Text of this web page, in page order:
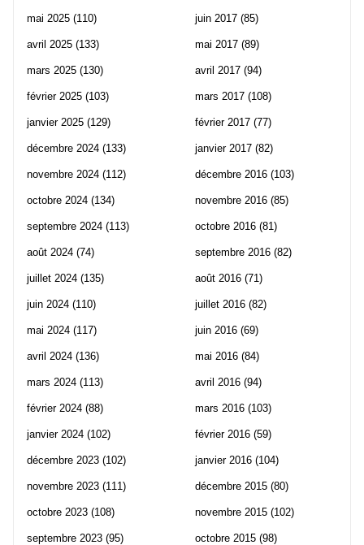
mai 2025 (110)
avril 2025 (133)
mars 2025 (130)
février 2025 (103)
janvier 2025 (129)
décembre 2024 (133)
novembre 2024 (112)
octobre 2024 (134)
septembre 2024 (113)
août 2024 (74)
juillet 2024 (135)
juin 2024 (110)
mai 2024 (117)
avril 2024 (136)
mars 2024 (113)
février 2024 (88)
janvier 2024 (102)
décembre 2023 (102)
novembre 2023 (111)
octobre 2023 (108)
septembre 2023 (95)
juin 2017 (85)
mai 2017 (89)
avril 2017 (94)
mars 2017 (108)
février 2017 (77)
janvier 2017 (82)
décembre 2016 (103)
novembre 2016 (85)
octobre 2016 (81)
septembre 2016 (82)
août 2016 (71)
juillet 2016 (82)
juin 2016 (69)
mai 2016 (84)
avril 2016 (94)
mars 2016 (103)
février 2016 (59)
janvier 2016 (104)
décembre 2015 (80)
novembre 2015 (102)
octobre 2015 (98)